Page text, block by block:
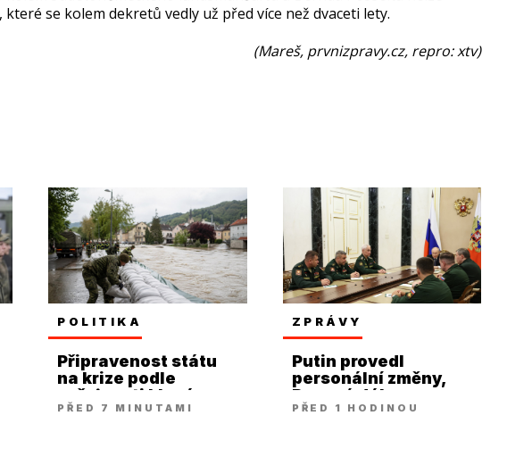
se kolem dekretů vedly už před více než dvaceti lety.
(Mareš, prvnizpravy.cz, repro: xtv)
POLITIKA
Připravenost státu
na krize podle
veřejnosti klesá
PŘED 7 MINUTAMI
ZPRÁVY
Putin provedl
personální změny,
Rusové dále
postupují
PŘED 1 HODINOU